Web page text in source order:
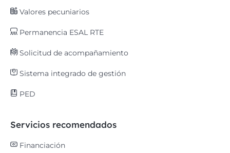
Valores pecuniarios
Permanencia ESAL RTE
Solicitud de acompañamiento
Sistema integrado de gestión
PED
Servicios recomendados
Financiación